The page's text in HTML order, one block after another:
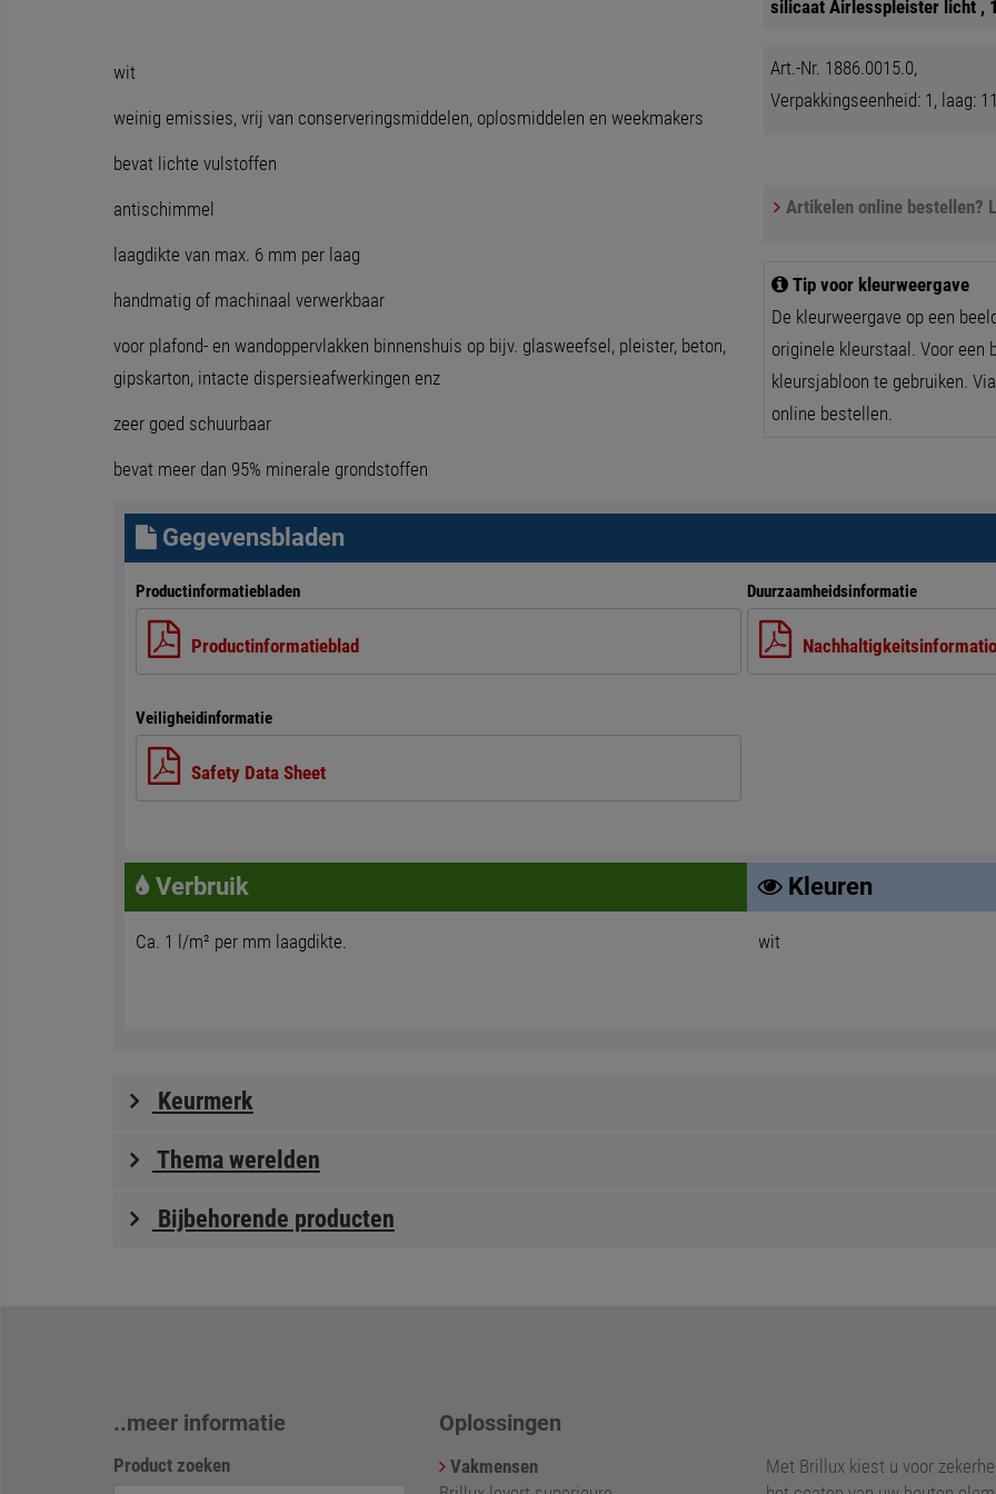
wit
weinig emissies, vrij van conserveringsmiddelen, oplosmiddelen en weekmakers
bevat lichte vulstoffen
antischimmel
laagdikte van max. 6 mm per laag
handmatig of machinaal verwerkbaar
voor plafond- en wandoppervlakken binnenshuis op bijv. glasweefsel, pleister, beton,
gipskarton, intacte dispersieafwerkingen enz
zeer goed schuurbaar
bevat meer dan 95% minerale grondstoffen
silicaat Airlesspleister licht ,
Art.-Nr. 1886.0015.0,
Verpakkingseenheid: 1, laag:
Artikelen online bestellen?
Tip voor kleurweergave
De kleurweergave op een
originele kleurstaal. Voor een
kleursjabloon te gebruiken.
online bestellen.
Gegevensbladen
Productinformatiebladen
Productinformatieblad
Veiligheidinformatie
Safety Data Sheet
Duurzaamheidsinformatie
Verbruik
Ca. 1 l/m² per mm laagdikte.
Kleuren
wit
Keurmerk
Thema werelden
Bijbehorende producten
..meer informatie
Product zoeken
Oplossingen
Vakmensen
Met Brillux kiest u voor